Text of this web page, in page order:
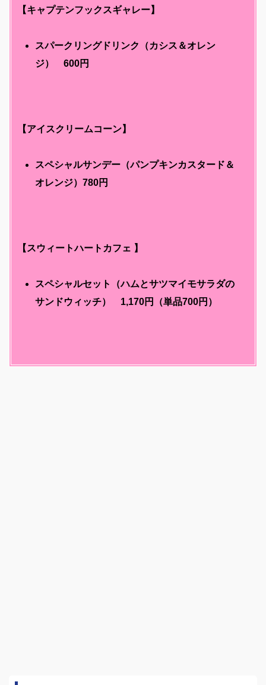
【キャプテンフックスギャレー】
スパークリングドリンク（カシス＆オレン
ジ） 600円
【アイスクリームコーン】
スペシャルサンデー（パンプキンカスタード＆
オレンジ）780円
【スウィートハートカフェ 】
スペシャルセット（ハムとサツマイモサラダの
サンドウィッチ） 1,170円（単品700円）